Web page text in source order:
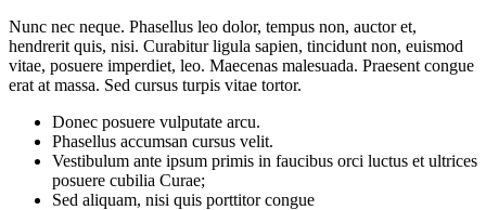
Nunc nec neque. Phasellus leo dolor, tempus non, auctor et,
hendrerit quis, nisi. Curabitur ligula sapien, tincidunt non, euismod
vitae, posuere imperdiet, leo. Maecenas malesuada. Praesent congue
erat at massa. Sed cursus turpis vitae tortor.
Donec posuere vulputate arcu.
Phasellus accumsan cursus velit.
Vestibulum ante ipsum primis in faucibus orci luctus et ultrices
posuere cubilia Curae;
Sed aliquam, nisi quis porttitor congue